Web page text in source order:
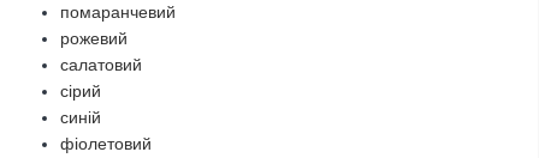
помаранчевий
рожевий
салатовий
сірий
синій
фіолетовий